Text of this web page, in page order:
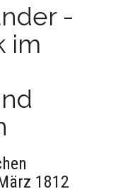
-
im
1812